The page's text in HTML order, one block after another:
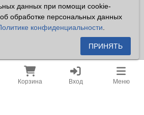
Корзина Вход Меню
на данном сайте имеет
и не должна восприниматься
публичная оферта, предусмотренная
запрет на цитирование,
информации, размещенной на
включая информацию о
данных при помощи cookie-
обработке персональных данных
конфиденциальности
ПРИНЯТЬ